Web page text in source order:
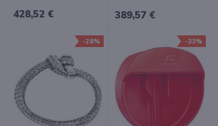
428,52 € 389,57 €
-28% -33%